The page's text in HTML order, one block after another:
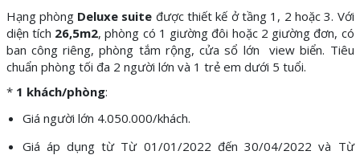
Hạng phòngDeluxe suite được thiết kế ở tầng 1, 2 hoặc 3. Với
diện tích 26,5m2, phòng có 1 giường đôi hoặc 2 giường đơn, có
ban công riêng, phòng tắm rộng, cửa sổ lớn view biển. Tiêu
chuẩn phòng tối đa 2 người lớn và 1 trẻ em dưới 5 tuổi.
* 1 khách/phòng:
Giá người lớn 4.050.000/khách.
Giá áp dụng từ Từ 01/01/2022 đến 30/04/2022 và Từ